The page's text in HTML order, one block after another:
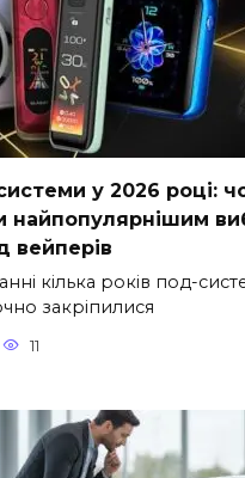
у 2026 році:
найпопулярнішим
вейперів
кілька років под-
закріпилися
11